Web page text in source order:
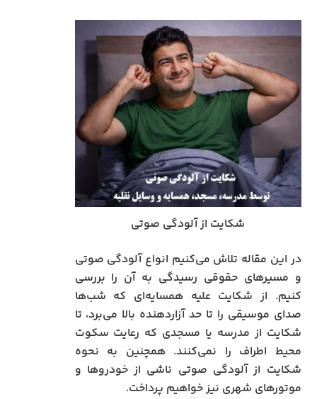
شکایت از آلودگی صوتی
در این مقاله تلاش می‌کنیم انواع آلودگی صوتی
و مسیرهای حقوقی رسیدگی به آن را بررسی
کنیم. از شکایت علیه همسایه‌ای که شب‌ها
صدای موسیقی را تا حد آزاردهنده بالا می‌برد، تا
شکایت از مدرسه یا مسجدی که رعایت سکوت
محیط اطراف را نمی‌کنند. همچنین به نحوه
شکایت از آلودگی صوتی ناشی از خودروها و
موتورهای شهری نیز خواهیم پرداخت.